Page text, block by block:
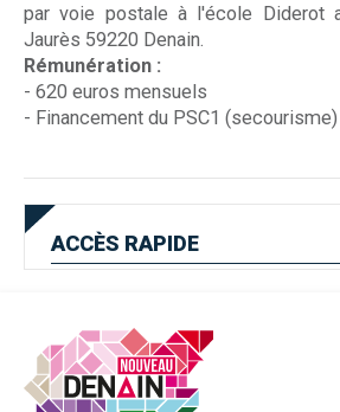
par voie postale à l'école Diderot
Jaurès 59220 Denain.
Rémunération :
- 620 euros mensuels
- Financement du PSC1 (secourisme)
ACCÈS RAPIDE
Mes services en
ligne